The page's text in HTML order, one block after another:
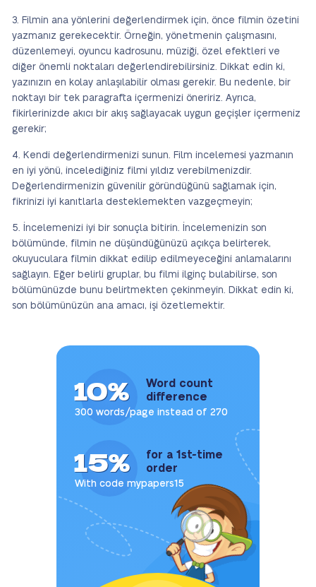
Filmin ana yönlerini değerlendirmek için, önce filmin özetini
yazmanız gerekecektir. Örneğin, yönetmenin çalışmasını,
düzenlemeyi, oyuncu kadrosunu, müziği, özel efektleri ve
diğer önemli noktaları değerlendirebilirsiniz. Dikkat edin ki,
yazınızın en kolay anlaşılabilir olması gerekir. Bu nedenle, bir
noktayı bir tek paragrafta içermenizi öneririz. Ayrıca,
fikirlerinizde akıcı bir akış sağlayacak uygun geçişler içermeniz
gerekir;
Kendi değerlendirmenizi sunun. Film incelemesi yazmanın
en iyi yönü, incelediğiniz filmi yıldız verebilmenizdir.
Değerlendirmenizin güvenilir göründüğünü sağlamak için,
fikrinizi iyi kanıtlarla desteklemekten vazgeçmeyin;
İncelemenizi iyi bir sonuçla bitirin. İncelemenizin son
bölümünde, filmin ne düşündüğünüzü açıkça belirterek,
okuyuculara filmin dikkat edilip edilmeyeceğini anlamalarını
sağlayın. Eğer belirli gruplar, bu filmi ilginç bulabilirse, son
bölümünüzde bunu belirtmekten çekinmeyin. Dikkat edin ki,
son bölümünüzün ana amacı, işi özetlemektir.
10%
Word count
difference
300 words/page instead of 270
15%
for a 1st-time
order
With code mypapers15